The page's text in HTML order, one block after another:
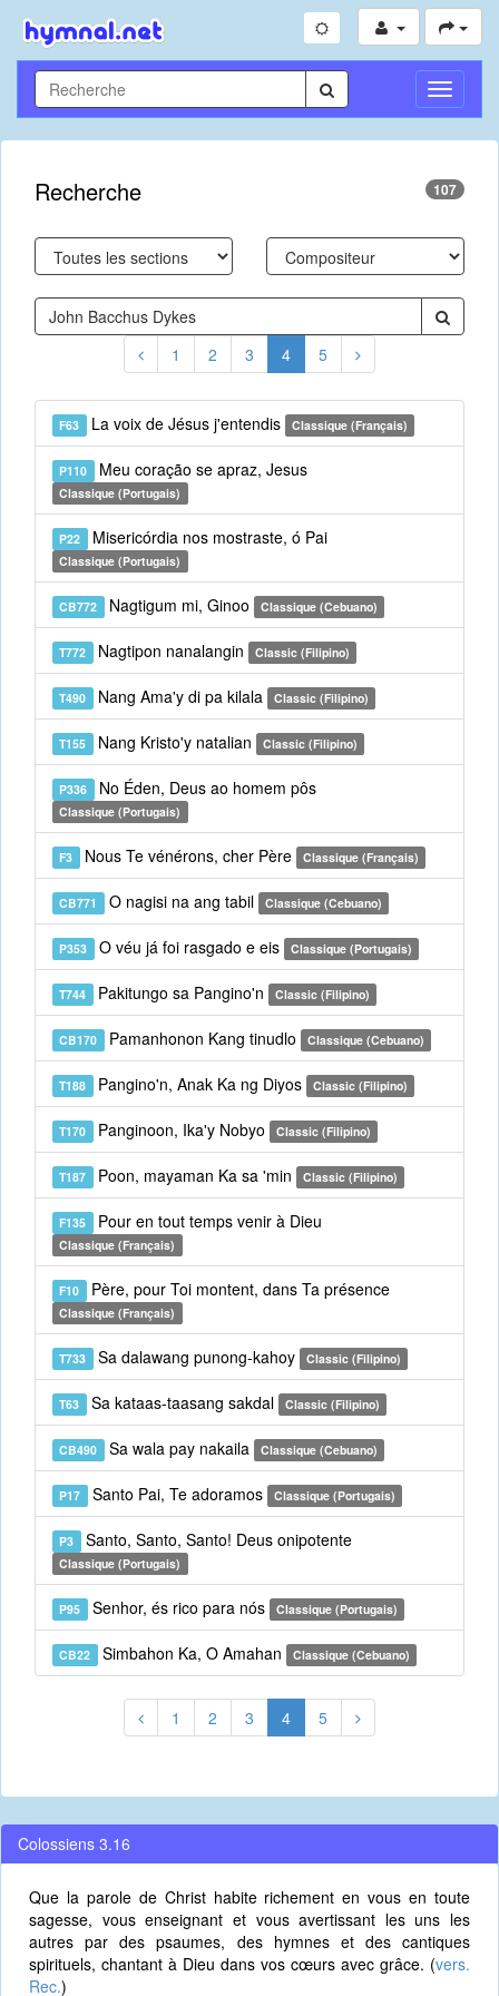
Toggle
Recherche 107
1 2 3 4 5
F63 La voix de Jésus j'entendis Classique (Français)
P110 Meu coração se apraz, Jesus
Classique (Portugais)
P22 Misericórdia nos mostraste, ó Pai
Classique (Portugais)
CB772 Nagtigum mi, Ginoo Classique (Cebuano)
T772 Nagtipon nanalangin Classic (Filipino)
T490 Nang Ama'y di pa kilala Classic (Filipino)
T155 Nang Kristo'y natalian Classic (Filipino)
P336 No Éden, Deus ao homem pôs
Classique (Portugais)
F3 Nous Te vénérons, cher Père Classique (Français)
CB771 O nagisi na ang tabil Classique (Cebuano)
P353 O véu já foi rasgado e eis Classique (Portugais)
T744 Pakitungo sa Pangino'n Classic (Filipino)
CB170 Pamanhonon Kang tinudlo Classique (Cebuano)
T188 Pangino'n, Anak Ka ng Diyos Classic (Filipino)
T170 Panginoon, Ika'y Nobyo Classic (Filipino)
T187 Poon, mayaman Ka sa 'min Classic (Filipino)
F135 Pour en tout temps venir à Dieu
Classique (Français)
F10 Père, pour Toi montent, dans Ta présence
Classique (Français)
T733 Sa dalawang punong-kahoy Classic (Filipino)
T63 Sa kataas-taasang sakdal Classic (Filipino)
CB490 Sa wala pay nakaila Classique (Cebuano)
P17 Santo Pai, Te adoramos Classique (Portugais)
P3 Santo, Santo, Santo! Deus onipotente
Classique (Portugais)
P95 Senhor, és rico para nós Classique (Portugais)
CB22 Simbahon Ka, O Amahan Classique (Cebuano)
1 2 3 4 5
Colossiens 3.16
Que la parole de Christ habite richement en vous en toute
sagesse, vous enseignant et vous avertissant les uns les
autres par des psaumes, des hymnes et des cantiques
spirituels, chantant à Dieu dans vos cœurs avec grâce. (vers.
Rec.)